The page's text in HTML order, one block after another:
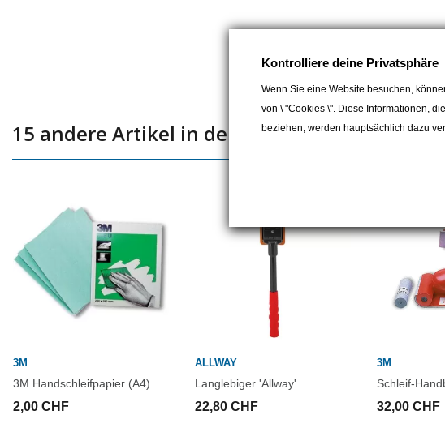
15 andere Artikel in der gleichen Kategorie:
3M
3M Handschleifpapier (A4)
2,00 CHF
ALLWAY
Langlebiger 'Allway'
22,80 CHF
3M
Schleif-
32,00 CHF
Kontrolliere deine Privatsphäre
Wenn Sie eine Website besuchen,
von \ "Cookies \". Diese Informationen,
beziehen, werden hauptsächlich dazu